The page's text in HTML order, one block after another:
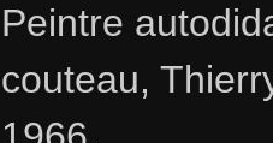
Peintre
couteau,